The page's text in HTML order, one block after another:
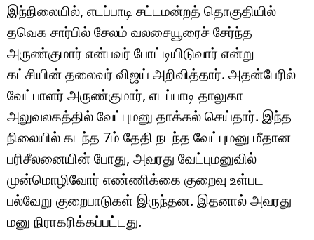
இந்நிலையில், எடப்பாடி சட்டமன்றத் தொகுதியில்
தவெக சார்பில் சேலம் வலசையூரைச் சேர்ந்த
அருண்குமார் என்பவர் போட்டியிடுவார் என்று
கட்சியின் தலைவர் விஜய் அறிவித்தார். அதன்பேரில்
வேட்பாளர் அருண்குமார், எடப்பாடி தாலுகா
அலுவலகத்தில் வேட்புமனு தாக்கல் செய்தார். இந்த
நிலையில் கடந்த 7ம் தேதி நடந்த வேட்புமனு மீதான
பரிசீலனையின் போது, அவரது வேட்புமனுவில்
முன்மொழிவோர் எண்ணிக்கை குறைவு உள்பட
பல்வேறு குறைபாடுகள் இருந்தன. இதனால் அவரது
மனு நிராகரிக்கப்பட்டது.